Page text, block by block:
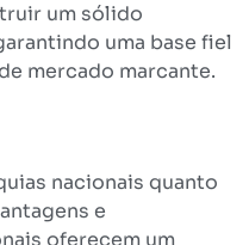
um sólido
uma base fiel
mercado marcante.
nacionais quanto
e
oferecem um